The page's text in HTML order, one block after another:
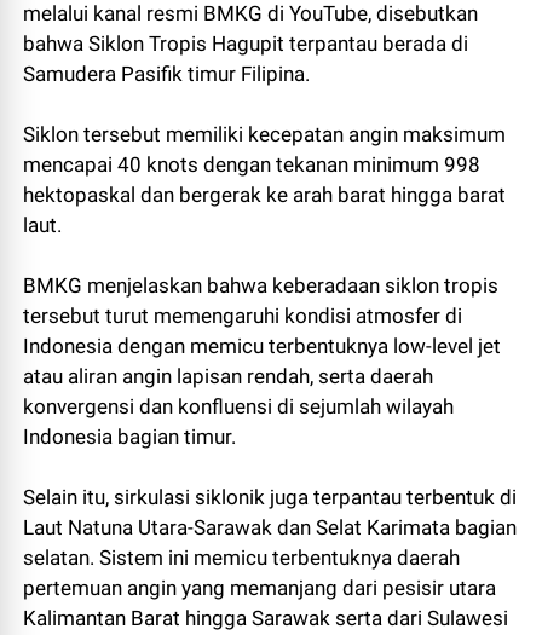
melalui kanal resmi BMKG di YouTube, disebutkan
bahwa Siklon Tropis Hagupit terpantau berada di
Samudera Pasifik timur Filipina.
Siklon tersebut memiliki kecepatan angin maksimum
mencapai 40 knots dengan tekanan minimum 998
hektopaskal dan bergerak ke arah barat hingga barat
laut.
BMKG menjelaskan bahwa keberadaan siklon tropis
tersebut turut memengaruhi kondisi atmosfer di
Indonesia dengan memicu terbentuknya low-level jet
atau aliran angin lapisan rendah, serta daerah
konvergensi dan konfluensi di sejumlah wilayah
Indonesia bagian timur.
Selain itu, sirkulasi siklonik juga terpantau terbentuk di
Laut Natuna Utara-Sarawak dan Selat Karimata bagian
selatan. Sistem ini memicu terbentuknya daerah
pertemuan angin yang memanjang dari pesisir utara
Kalimantan Barat hingga Sarawak serta dari Sulawesi